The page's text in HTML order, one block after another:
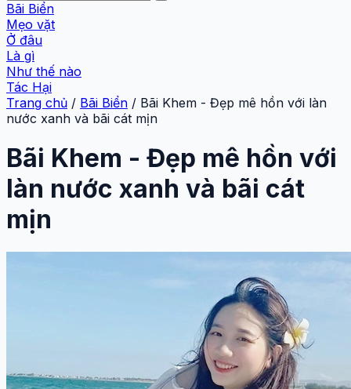
Bãi Biển
Mẹo vặt
Ở đâu
Là gì
Như thế nào
Tác Hại
Trang chủ / Bãi Biển / Bãi Khem - Đẹp mê hồn với làn
nước xanh và bãi cát mịn
Bãi Khem - Đẹp mê hồn với
làn nước xanh và bãi cát
mịn